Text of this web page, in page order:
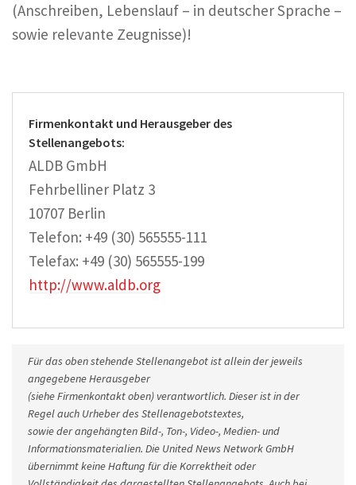
(Anschreiben, Lebenslauf – in deutscher Sprache –
sowie relevante Zeugnisse)!
Firmenkontakt und Herausgeber des
Stellenangebots:
ALDB GmbH
Fehrbelliner Platz 3
10707 Berlin
Telefon: +49 (30) 565555-111
Telefax: +49 (30) 565555-199
http://www.aldb.org
Für das oben stehende Stellenangebot ist allein der jeweils
angegebene Herausgeber
(siehe Firmenkontakt oben) verantwortlich. Dieser ist in der
Regel auch Urheber des Stellenagebotstextes,
sowie der angehängten Bild-, Ton-, Video-, Medien- und
Informationsmaterialien. Die United News Network GmbH
übernimmt keine Haftung für die Korrektheit oder